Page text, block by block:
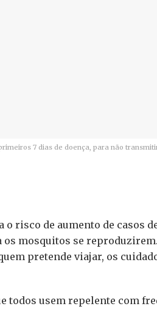
7 dias de doença, para não
risco de aumento de casos
mosquitos se
pretende viajar, os
todos usem repelente com